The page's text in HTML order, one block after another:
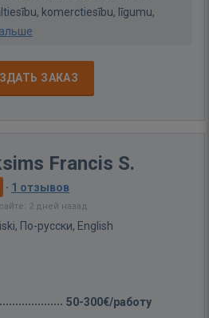
komerctiesību, līgumu,
ЗАКАЗ
Francis S.
· 1 отзывов
2 дней назад
По-русски, English
50-300€/работу